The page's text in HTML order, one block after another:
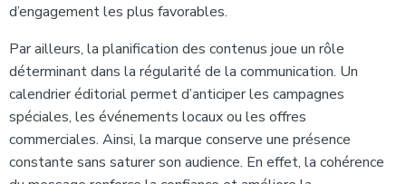
d’engagement les plus favorables.
Par ailleurs, la planification des contenus joue un rôle
déterminant dans la régularité de la communication. Un
calendrier éditorial permet d’anticiper les campagnes
spéciales, les événements locaux ou les offres
commerciales. Ainsi, la marque conserve une présence
constante sans saturer son audience. En effet, la cohérence